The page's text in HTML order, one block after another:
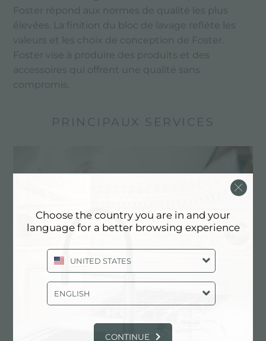
Foster répond aux normes de qualité les plus
élevées. La finition du bloc de lavage reflète les
valeurs et les choix de conception de Foster.
Foster vise à produire des produits et des
accessoires qui offrent une qualité sans
compromis.
PRINCIPAUX SERVICES
Dessin personnalisé
distinctifs de la production de Foster
Choose the country you are in and your
language for a better browsing experience
UNITED STATES
ENGLISH
CONTINUE